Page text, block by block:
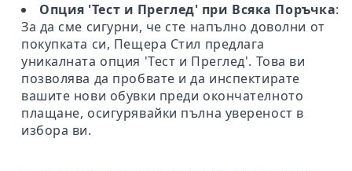
Опция 'Тест и Преглед' при Всяка Поръчка:
За да сме сигурни, че сте напълно доволни от
покупката си, Пещера Стил предлага
уникалната опция 'Тест и Преглед'. Това ви
позволява да пробвате и да инспектирате
вашите нови обувки преди окончателното
плащане, осигурявайки пълна увереност в
избора ви.